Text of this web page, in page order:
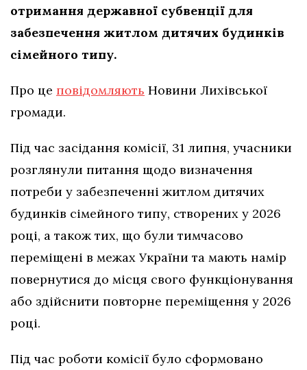
отримання державної субвенції для
забезпечення житлом дитячих будинків
сімейного типу.
Про це повідомляють Новини Лихівської
громади.
Під час засідання комісії, 31 липня, учасники
розглянули питання щодо визначення
потреби у забезпеченні житлом дитячих
будинків сімейного типу, створених у 2026
році, а також тих, що були тимчасово
переміщені в межах України та мають намір
повернутися до місця свого функціонування
або здійснити повторне переміщення у 2026
році.
Під час роботи комісії було сформовано